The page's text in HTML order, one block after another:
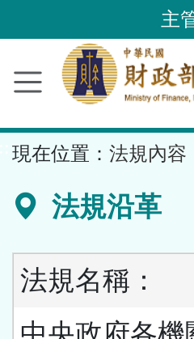
到
要
容
區
主
現在位置： 法規內容
法規沿革
法規名稱：